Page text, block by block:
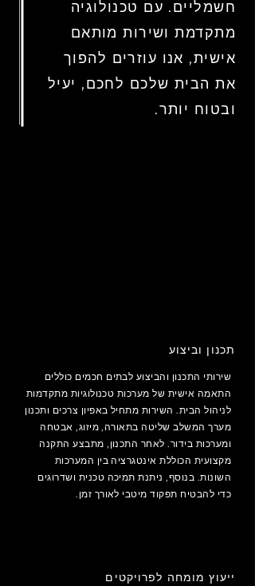
חשמליים. עם טכנולוגיה
מתקדמת ושירות מותאם
אישית, אנו עוזרים להפוך
את הבית שלכם לחכם, יעיל
ובטוח יותר.
תכנון וביצוע
שירותי התכנון והביצוע לבתים חכמים כוללים
התאמה אישית של מערכות טכנולוגיות מתקדמות
לניהול הבית. השירות מתחיל באפיון צרכים ותכנון
מערך המשלב שליטה בתאורה, מיזוג, אבטחה
ומערכות בידור. לאחר התכנון, מתבצע התקנה
מקצועית הכוללת אינטגרציה בין המערכות
השונות. בנוסף, ניתנת תמיכה טכנית ושדרוגים
כדי להבטיח תפקוד מיטבי לאורך זמן.
ייעוץ מומחה לפרויקטים